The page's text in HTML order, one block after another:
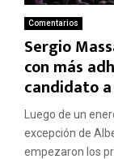
Comentarios
Sergio
con más
candidato
Luego de un
excepción de
empezaron los